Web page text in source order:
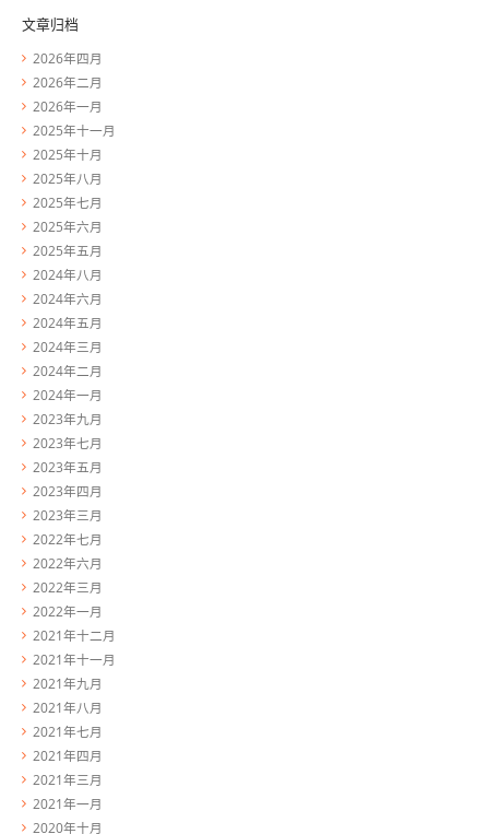
文章归档
2026年四月
2026年二月
2026年一月
2025年十一月
2025年十月
2025年八月
2025年七月
2025年六月
2025年五月
2024年八月
2024年六月
2024年五月
2024年三月
2024年二月
2024年一月
2023年九月
2023年七月
2023年五月
2023年四月
2023年三月
2022年七月
2022年六月
2022年三月
2022年一月
2021年十二月
2021年十一月
2021年九月
2021年八月
2021年七月
2021年四月
2021年三月
2021年一月
2020年十月